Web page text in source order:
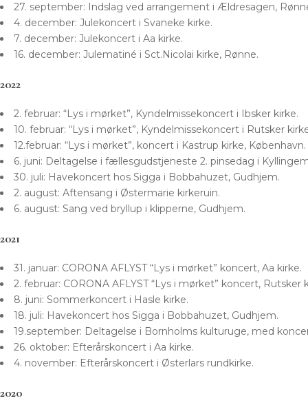
27. september: Indslag ved arrangement i Ældresagen,
4. december: Julekoncert i Svaneke kirke.
7. december: Julekoncert i Aa kirke.
16. december: Julematiné i Sct.Nicolai kirke, Rønne.
2022
2. februar: “Lys i mørket”, Kyndelmissekoncert i Ibsker kirke.
10. februar: “Lys i mørket”, Kyndelmissekoncert i Rutsker
12.februar: “Lys i mørket”, koncert i Kastrup kirke, København.
6. juni: Deltagelse i fællesgudstjeneste 2. pinsedag i
30. juli: Havekoncert hos Sigga i Bobbahuzet, Gudhjem.
2. august: Aftensang i Østermarie kirkeruin.
6. august: Sang ved bryllup i klipperne, Gudhjem.
2021
31. januar: CORONA AFLYST “Lys i mørket” koncert, Aa kirke.
2. februar: CORONA AFLYST “Lys i mørket” koncert, Rutsker
8. juni: Sommerkoncert i Hasle kirke.
18. juli: Havekoncert hos Sigga i Bobbahuzet, Gudhjem.
19.september: Deltagelse i Bornholms kulturuge, med
26. oktober: Efterårskoncert i Aa kirke.
4. november: Efterårskoncert i Østerlars rundkirke.
2020